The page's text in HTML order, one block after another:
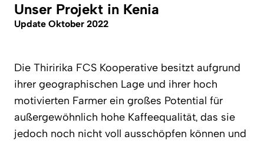
Unser Projekt in Kenia
Update Oktober 2022
Die Thiririka FCS Kooperative besitzt aufgrund
ihrer geographischen Lage und ihrer hoch
motivierten Farmer ein großes Potential für
außergewöhnlich hohe Kaffeequalität, das sie
jedoch noch nicht voll ausschöpfen können und